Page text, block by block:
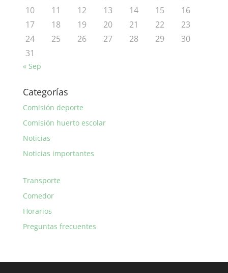
10
11 12 13 14 15
16
17
18 19 20 21 22
23
24
25 26 27 28 29
30
31
« Sep
Categorías
Comisión deporte
Comisión huerto escolar
Noticias
Noticias importantes
Transporte
Comedor
Horarios
Preguntas frecuentes